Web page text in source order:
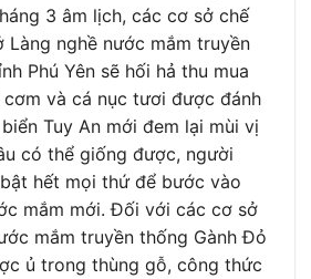
3 âm lịch, các cơ sở chế
Làng nghề nước mắm truyền
Phú Yên sẽ hối hả thu mua
cơm và cá nục tươi được đánh
Tuy An mới đem lại mùi vị
có thể giống được, người
hết mọi thứ để bước vào
mắm mới. Đối với các cơ sở
mắm truyền thống Gành Đỏ
ủ trong thùng gỗ, công thức